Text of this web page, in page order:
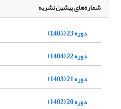
شماره‌های پیشین نشریه
دوره 23 (1405)
دوره 22 (1404)
دوره 21 (1403)
دوره 20 (1402)